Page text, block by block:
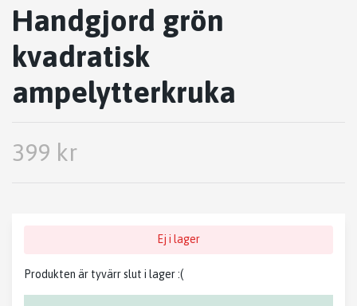
Handgjord grön
kvadratisk
ampelytterkruka
399 kr
Ej i lager
Produkten är tyvärr slut i lager :(